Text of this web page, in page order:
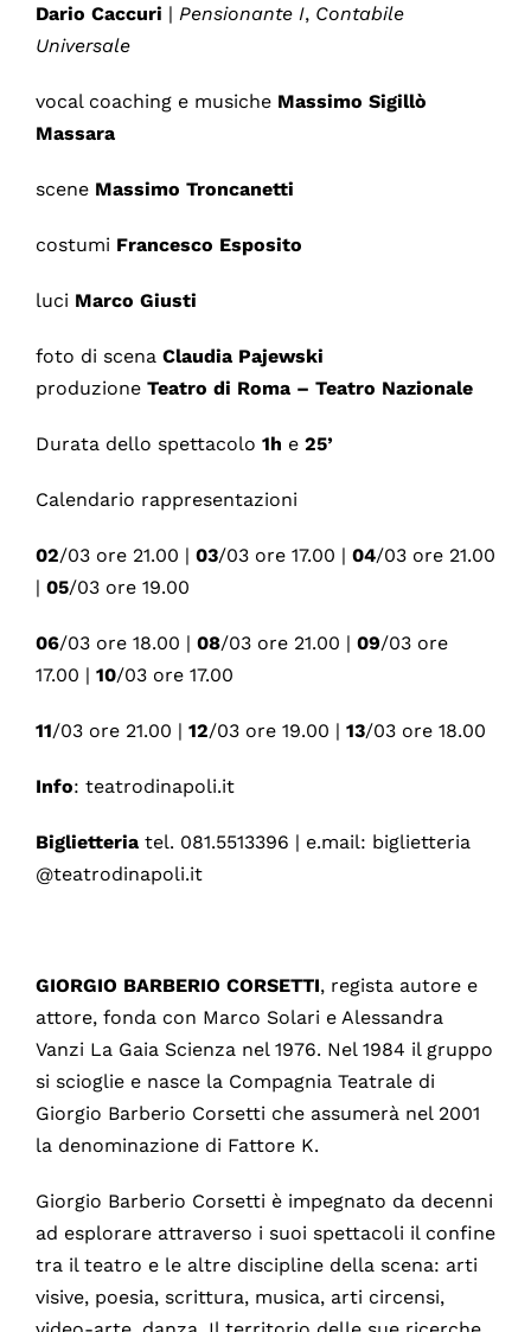
Dario Caccuri | Pensionante I, Contabile
Universale
vocal coaching e musiche Massimo Sigillò
Massara
scene Massimo Troncanetti
costumi Francesco Esposito
luci Marco Giusti
foto di scena Claudia Pajewski
produzione Teatro di Roma – Teatro Nazionale
Durata dello spettacolo 1h e25’
Calendario rappresentazioni
02/03 ore 21.00 | 03/03 ore 17.00 | 04/03 ore 21.00
| 05/03 ore 19.00
06/03 ore 18.00 | 08/03 ore 21.00 | 09/03 ore
17.00 | 10/03 ore 17.00
11/03 ore 21.00 | 12/03 ore 19.00 | 13/03 ore 18.00
Info: teatrodinapoli.it
Biglietteriatel. 081.5513396 | e.mail: biglietteria
@teatrodinapoli.it
GIORGIO BARBERIO CORSETTI, regista autore e
attore, fonda con Marco Solari e Alessandra
Vanzi La Gaia Scienza nel 1976. Nel 1984 il gruppo
si scioglie e nasce la Compagnia Teatrale di
Giorgio Barberio Corsetti che assumerà nel 2001
la denominazione di Fattore K.
Giorgio Barberio Corsetti è impegnato da decenni
ad esplorare attraverso i suoi spettacoli il confine
tra il teatro e le altre discipline della scena: arti
visive, poesia, scrittura, musica, arti circensi,